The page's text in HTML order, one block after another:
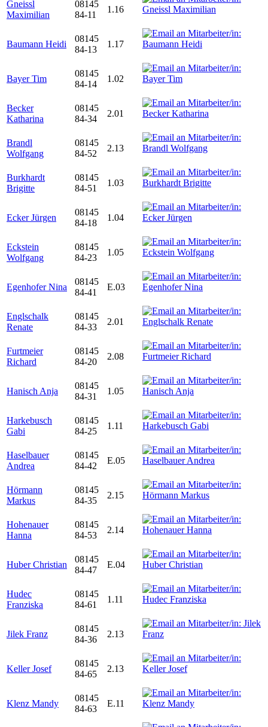
Gneissl
Maximilian
08145
84-11
1.16
Baumann Heidi
08145
84-13
1.17
Bayer Tim
08145
84-14
1.02
Becker
Katharina
08145
84-34
2.01
Brandl
Wolfgang
08145
84-52
2.13
Burkhardt
Brigitte
08145
84-51
1.03
Ecker Jürgen
08145
84-18
1.04
Eckstein
Wolfgang
08145
84-23
1.05
Egenhofer Nina
08145
84-41
E.03
Englschalk
Renate
08145
84-33
2.01
Furtmeier
Richard
08145
84-20
2.08
Hanisch Anja
08145
84-31
1.05
Harkebusch
Gabi
08145
84-25
1.11
Haselbauer
Andrea
08145
84-42
E.05
Hörmann
Markus
08145
84-35
2.15
Hohenauer
Hanna
08145
84-53
2.14
Huber Christian
08145
84-47
E.04
Hudec
Franziska
08145
84-61
1.11
Jilek Franz
08145
84-36
2.13
Keller Josef
08145
84-65
2.13
Klenz Mandy
08145
84-63
E.11